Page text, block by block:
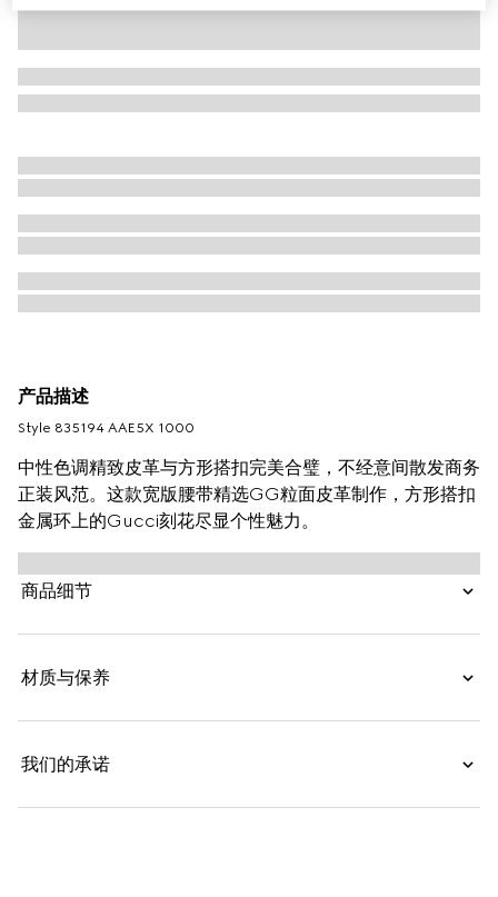
产品描述
Style ‎835194 AAE5X 1000
中性色调精致皮革与方形搭扣完美合璧，不经意间散发商务
正装风范。这款宽版腰带精选GG粒面皮革制作，方形搭扣
金属环上的Gucci刻花尽显个性魅力。
商品细节
材质与保养
我们的承诺